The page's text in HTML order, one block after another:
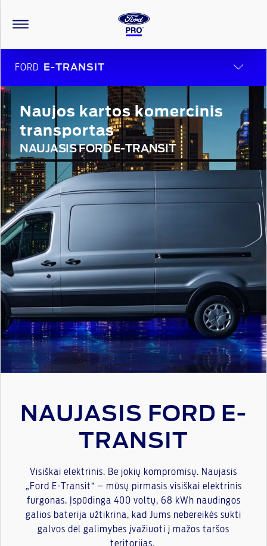
FORD E-TRANSIT
Naujos kartos komercinis
transportas
NAUJASIS FORD E-TRANSIT
NAUJASIS FORD E-
TRANSIT
Visiškai elektrinis. Be jokių kompromisų. Naujasis
„Ford E-Transit“ – mūsų pirmasis visiškai elektrinis
furgonas. Įspūdinga 400 voltų, 68 kWh naudingos
galios baterija užtikrina, kad Jums nebereikės sukti
galvos dėl galimybės įvažiuoti į mažos taršos
teritorijas.